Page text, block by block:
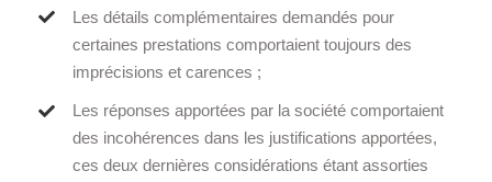
Les détails complémentaires demandés pour
certaines prestations comportaient toujours des
imprécisions et carences ;
Les réponses apportées par la société comportaient
des incohérences dans les justifications apportées,
ces deux dernières considérations étant assorties